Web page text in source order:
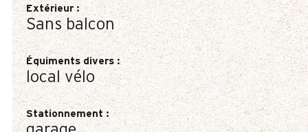
Extérieur:
Sans balcon
Équiments divers:
local vélo
Stationnement: